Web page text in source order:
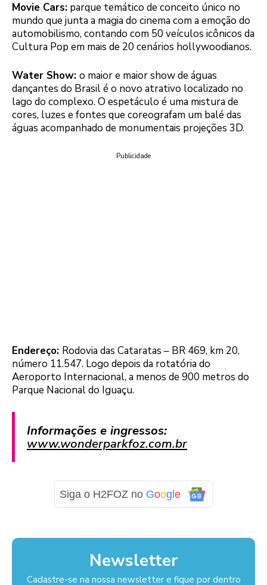
Movie Cars: parque temático de conceito único no
mundo que junta a magia do cinema com a emoção do
automobilismo, contando com 50 veículos icônicos da
Cultura Pop em mais de 20 cenários hollywoodianos.
Water Show: o maior e maior show de águas
dançantes do Brasil é o novo atrativo localizado no
lago do complexo. O espetáculo é uma mistura de
cores, luzes e fontes que coreografam um balé das
águas acompanhado de monumentais projeções 3D.
Publicidade
Endereço: Rodovia das Cataratas – BR 469, km 20,
número 11.547. Logo depois da rotatória do
Aeroporto Internacional, a menos de 900 metros do
Parque Nacional do Iguaçu.
Informações e ingressos:
www.wonderparkfoz.com.br
Siga o H2FOZ no Goog e
Newsletter
Cadastre-se na nossa newsletter e fique por dentro